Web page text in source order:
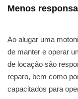
Menos
Ao alugar uma
de manter e operar
de locação são
reparo, bem como
capacitados para